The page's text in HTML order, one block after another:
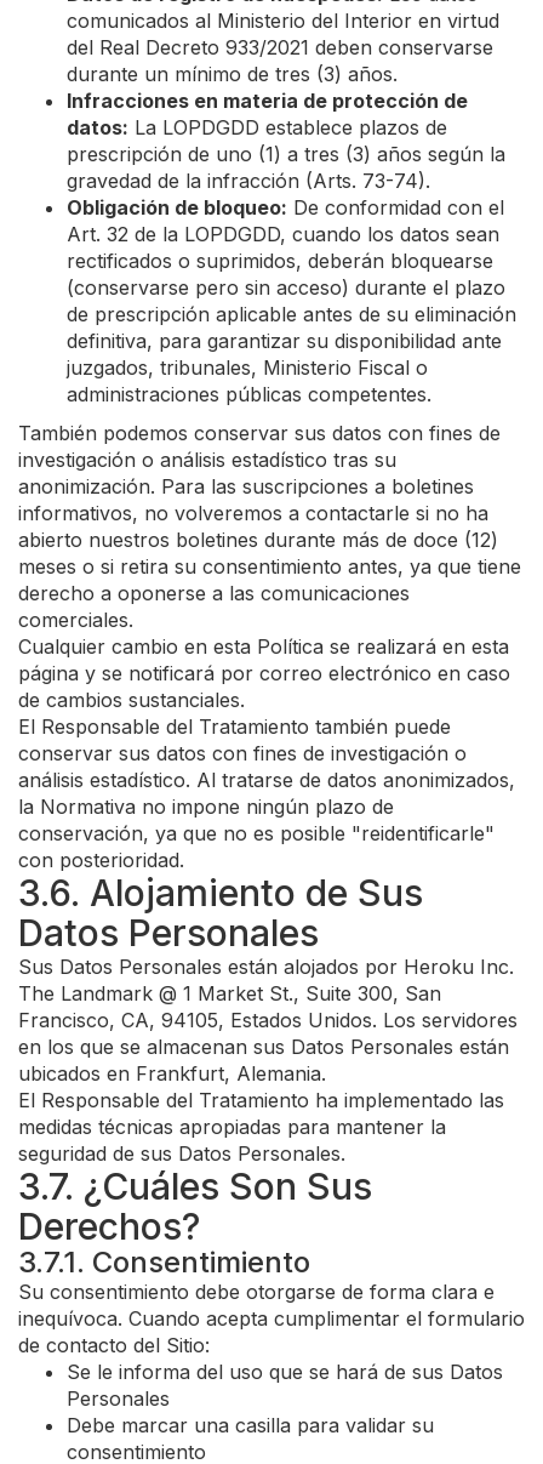
comunicados al Ministerio del Interior en virtud
del Real Decreto 933/2021 deben conservarse
durante un mínimo de tres (3) años.
Infracciones en materia de protección de
datos: La LOPDGDD establece plazos de
prescripción de uno (1) a tres (3) años según la
gravedad de la infracción (Arts. 73-74).
Obligación de bloqueo: De conformidad con el
Art. 32 de la LOPDGDD, cuando los datos sean
rectificados o suprimidos, deberán bloquearse
(conservarse pero sin acceso) durante el plazo
de prescripción aplicable antes de su eliminación
definitiva, para garantizar su disponibilidad ante
juzgados, tribunales, Ministerio Fiscal o
administraciones públicas competentes.
También podemos conservar sus datos con fines de
investigación o análisis estadístico tras su
anonimización. Para las suscripciones a boletines
informativos, no volveremos a contactarle si no ha
abierto nuestros boletines durante más de doce (12)
meses o si retira su consentimiento antes, ya que tiene
derecho a oponerse a las comunicaciones
comerciales.
Cualquier cambio en esta Política se realizará en esta
página y se notificará por correo electrónico en caso
de cambios sustanciales.
El Responsable del Tratamiento también puede
conservar sus datos con fines de investigación o
análisis estadístico. Al tratarse de datos anonimizados,
la Normativa no impone ningún plazo de
conservación, ya que no es posible "reidentificarle"
con posterioridad.
3.6. Alojamiento de Sus
Datos Personales
Sus Datos Personales están alojados por Heroku Inc.
The Landmark @ 1 Market St., Suite 300, San
Francisco, CA, 94105, Estados Unidos. Los servidores
en los que se almacenan sus Datos Personales están
ubicados en Frankfurt, Alemania.
El Responsable del Tratamiento ha implementado las
medidas técnicas apropiadas para mantener la
seguridad de sus Datos Personales.
3.7. ¿Cuáles Son Sus
Derechos?
3.7.1. Consentimiento
Su consentimiento debe otorgarse de forma clara e
inequívoca. Cuando acepta cumplimentar el formulario
de contacto del Sitio:
Se le informa del uso que se hará de sus Datos
Personales
Debe marcar una casilla para validar su
consentimiento